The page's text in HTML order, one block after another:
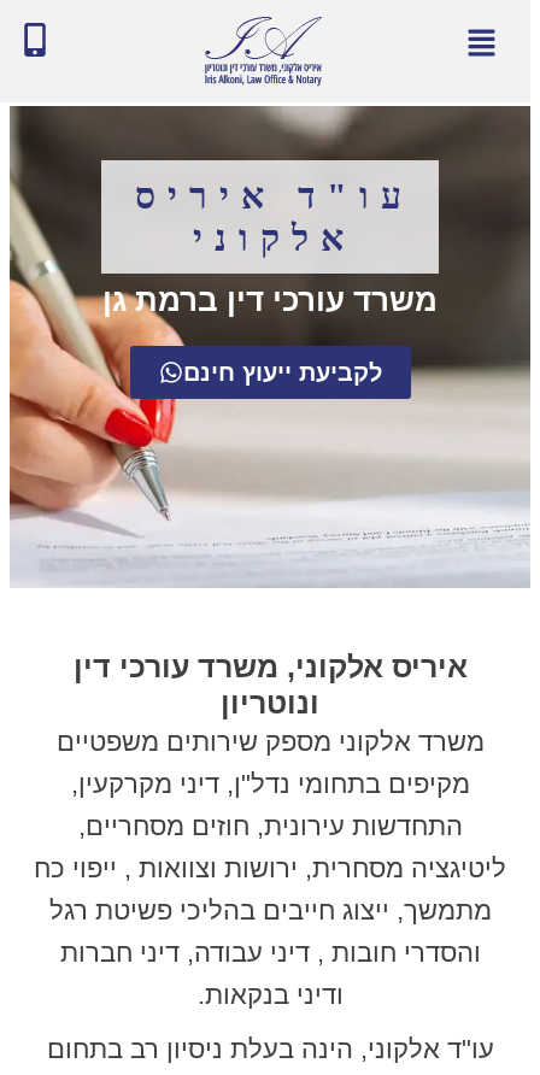
עו"ד איריס
אלקוני
משרד עורכי דין ברמת גן
לקביעת ייעוץ חינם
איריס אלקוני, משרד עורכי דין
ונוטריון
משרד אלקוני מספק שירותים משפטיים
מקיפים בתחומי נדל"ן, דיני מקרקעין,
התחדשות עירונית, חוזים מסחריים,
ליטיגציה מסחרית, ירושות וצוואות , ייפוי כח
מתמשך, ייצוג חייבים בהליכי פשיטת רגל
והסדרי חובות , דיני עבודה, דיני חברות
ודיני בנקאות.
עו"ד אלקוני, הינה בעלת ניסיון רב בתחום